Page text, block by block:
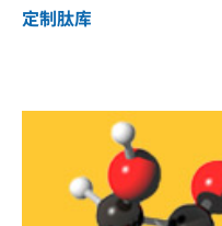
定制肽库